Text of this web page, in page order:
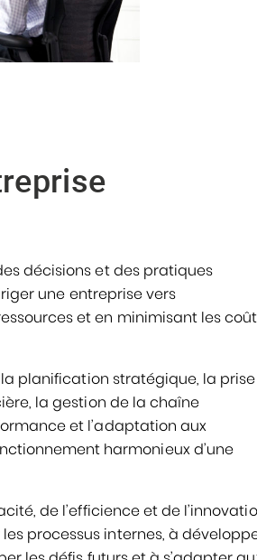
décisions et des pratiques
une entreprise vers
et en minimisant les
planification stratégique, la
la gestion de la chaîne
et l’adaptation aux
harmonieux d’une
de l’efficience et de
processus internes, à